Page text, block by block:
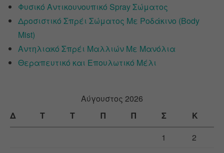
Φυσικό Αντικουνουπικό Spray Σώματος
Δροσιστικό Σπρέι Σώματος Με Ροδάκινο (Body
Mist)
Αντηλιακό Σπρέι Μαλλιών Με Μανόλια
Θεραπευτικό και Επουλωτικό Μέλι
Αύγουστος 2026
Δ
Τ Τ Π Π Σ
Κ
1
2